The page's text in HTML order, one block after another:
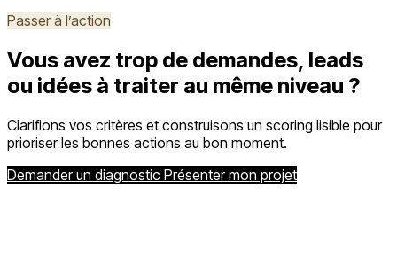
Passer à l’action
Vous avez trop de demandes, leads
ou idées à traiter au même niveau ?
Clarifions vos critères et construisons un scoring lisible pour
prioriser les bonnes actions au bon moment.
Demander un diagnostic Présenter mon projet